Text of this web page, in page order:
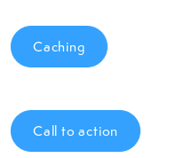
Caching
Call to action